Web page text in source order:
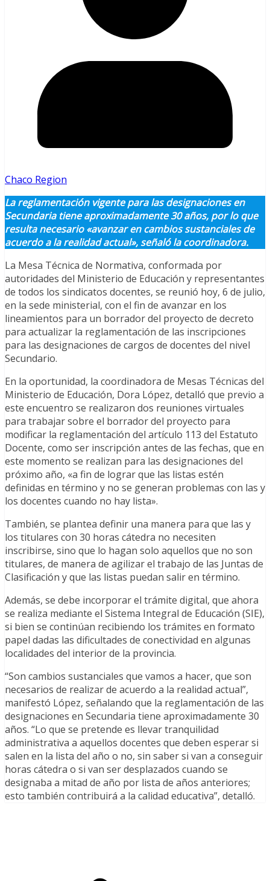
Chaco Region
La reglamentación vigente para las designaciones en
Secundaria tiene aproximadamente 30 años, por lo que
resulta necesario «avanzar en cambios sustanciales de
acuerdo a la realidad actual», señaló la coordinadora.
La Mesa Técnica de Normativa, conformada por
autoridades del Ministerio de Educación y representantes
de todos los sindicatos docentes, se reunió hoy, 6 de julio,
en la sede ministerial, con el fin de avanzar en los
lineamientos para un borrador del proyecto de decreto
para actualizar la reglamentación de las inscripciones
para las designaciones de cargos de docentes del nivel
Secundario.
En la oportunidad, la coordinadora de Mesas Técnicas del
Ministerio de Educación, Dora López, detalló que previo a
este encuentro se realizaron dos reuniones virtuales
para trabajar sobre el borrador del proyecto para
modificar la reglamentación del artículo 113 del Estatuto
Docente, como ser inscripción antes de las fechas, que en
este momento se realizan para las designaciones del
próximo año, «a fin de lograr que las listas estén
definidas en término y no se generan problemas con las y
los docentes cuando no hay lista».
También, se plantea definir una manera para que las y
los titulares con 30 horas cátedra no necesiten
inscribirse, sino que lo hagan solo aquellos que no son
titulares, de manera de agilizar el trabajo de las Juntas de
Clasificación y que las listas puedan salir en término.
Además, se debe incorporar el trámite digital, que ahora
se realiza mediante el Sistema Integral de Educación (SIE),
si bien se continúan recibiendo los trámites en formato
papel dadas las dificultades de conectividad en algunas
localidades del interior de la provincia.
“Son cambios sustanciales que vamos a hacer, que son
necesarios de realizar de acuerdo a la realidad actual”,
manifestó López, señalando que la reglamentación de las
designaciones en Secundaria tiene aproximadamente 30
años. “Lo que se pretende es llevar tranquilidad
administrativa a aquellos docentes que deben esperar si
salen en la lista del año o no, sin saber si van a conseguir
horas cátedra o si van ser desplazados cuando se
designaba a mitad de año por lista de años anteriores;
esto también contribuirá a la calidad educativa”, detalló.